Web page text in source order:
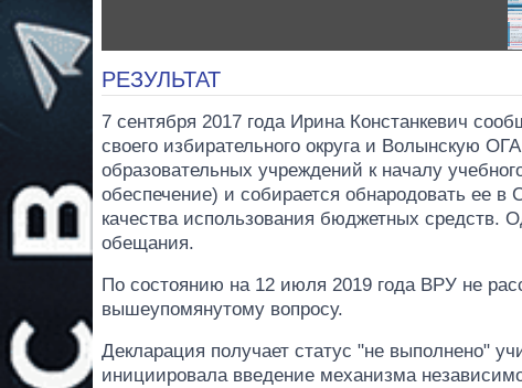
РЕЗУЛЬТАТ
7 сентября 2017 года Ирина Констанкевич
своего избирательного округа и Волынскую
образовательных учреждений к началу
обеспечение) и собирается обнародовать ее
качества использования бюджетных средств.
обещания.
По состоянию на 12 июля 2019 года ВРУ не
вышеупомянутому вопросу.
Декларация получает статус "не выполнено"
инициировала введение механизма